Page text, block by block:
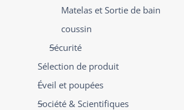
Matelas et Sortie de bain
coussin
Sécurité
Sélection de produit
Éveil et poupées
Société & Scientifiques